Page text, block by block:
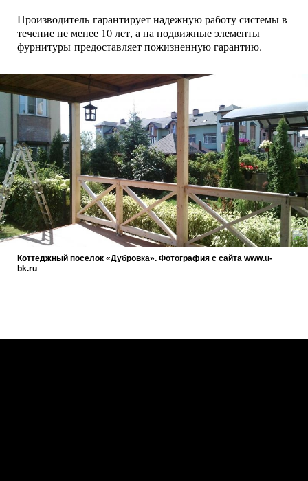
Производитель гарантирует надежную работу системы в
течение не менее 10 лет, а на подвижные элементы
фурнитуры предоставляет пожизненную гарантию.
Коттеджный поселок «Дубровка». Фотография с сайта www.u-
bk.ru